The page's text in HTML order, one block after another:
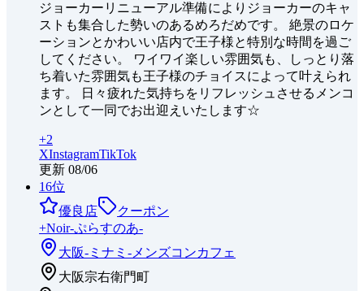
ジョーカーリニューアル準備によりジョーカーのキャ
ストも集合した勢いのあるめろだめです。 絶景のロケ
ーションとかわいい店内で王子様と特別な時間を過ご
してください。 ワイワイ楽しい雰囲気も、しっとり落
ち着いた雰囲気も王子様のチョイスによって叶えられ
ます。 日々疲れた気持ちをリフレッシュさせるメンコ
ンとして一同でお出迎えいたします☆
+2
XInstagramTikTok
更新 08/06
16位
優良店
クーポン
+Noir-ぷらすのあ-
大阪-ミナミ- メンズコンカフェ
大阪宗右衛門町